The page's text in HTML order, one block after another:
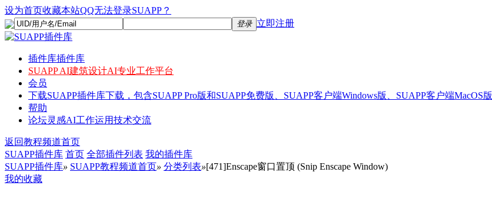
设为首页收藏本站QQ无法登录SUAPP？
登录 立即注册
插件库插件库
SUAPP AI建筑设计AI专业工作平台
会员
下载SUAPP插件库下载，包含SUAPP Pro版和SUAPP免费版、SUAPP客户端Windows版、SUAPP客户端MacOS版
帮助
论坛灵感AI工作运用技术交流
返回教程频道首页
SUAPP插件库 首页 全部插件列表 我的插件库
SUAPP插件库» SUAPP教程频道首页» 分类列表»[471]Enscape窗口置顶 (Snip Enscape Window)
我的收藏